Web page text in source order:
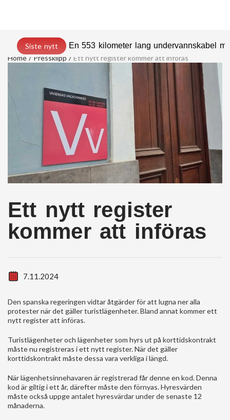
Siste nytt
En 553 kilometer lang undervannskabel
Home
Pressklipp Ett nytt register kommer att införas
Ett nytt register
kommer att införas
7.11.2024
Den spanska regeringen vidtar åtgärder för att lugna ner alla
protester när det gäller turistlägenheter. Bland annat kommer ett
nytt register att införas.
Turistlägenheter och lägenheter som hyrs ut på korttidskontrakt
måste nu registreras i ett nytt register. När det gäller
korttidskontrakt måste dessa vara verkliga i längd.
När lägenhetsinnehavaren är registrerad får denne en kod. Denna
kod är giltig i ett år, därefter måste den förnyas. Hyresvärden
måste också uppge antalet hyresvärdar under de senaste 12
månaderna.